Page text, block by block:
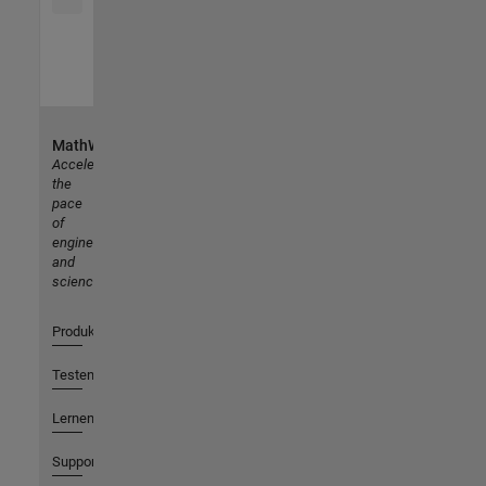
MathWorks
Accelerating
the
pace
of
engineering
and
science
Produkte
Testen oder Kaufen
Lernen
Support